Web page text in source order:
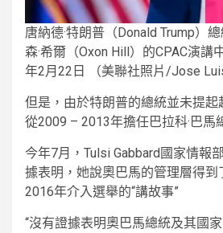
唐納德·特朗普（Donald Trump）
森·希爾（Oxon Hill）的CPAC演講
年2月22日
（美聯社照片/Jose
但是，由於特朗普的總統並未提
從2009 – 2013年擔任巴拉科·巴馬
今年7月，Tulsi Gabbard國家情報
據表明，她說奧巴馬的管理層得到
2016年介入選舉的“講故事”
“沒有證據表明奧巴馬總統及其國